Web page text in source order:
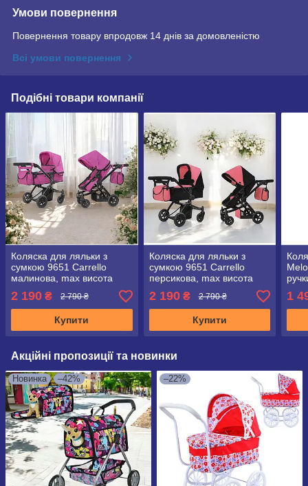
Умови повернення
Повернення товару впродовж 14 днів за домовленістю
Всі умови повернення
Подібні товари компанії
Коляска для ляльки з
сумкою 9651 Carrello
малинова, max висота
перекидної ручки 65 см
2 190 ₴ 2 790 ₴
Купити
Коляска для ляльки з
сумкою 9651 Carrello
персикова, max висота
перекидної ручки 65 см
2 190₴ 2 790 ₴
Купити
1
Акційні пропозиції та новинки
Новинка –42% –22%